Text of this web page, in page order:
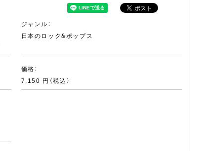
ジャンル：
日本のロック&ポップス
価格：
7,150 円（税込）